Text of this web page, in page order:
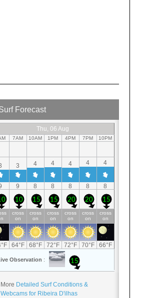
More Detailed Surf Conditions &
Webcams for Ribeira D'ilhas